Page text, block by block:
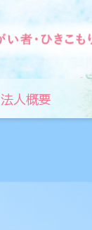
法人概要